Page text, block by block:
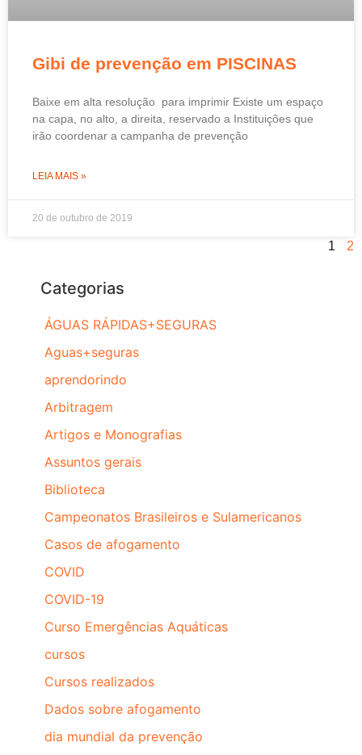
Gibi de prevenção em PISCINAS
Baixe em alta resolução para imprimir Existe um espaço
na capa, no alto, a direita, reservado a Instituições que
irão coordenar a campanha de prevenção
LEIA MAIS »
20 de outubro de 2019
1 2
Categorias
ÁGUAS RÁPIDAS+SEGURAS
Aguas+seguras
aprendorindo
Arbitragem
Artigos e Monografias
Assuntos gerais
Biblioteca
Campeonatos Brasileiros e Sulamericanos
Casos de afogamento
COVID
COVID-19
Curso Emergências Aquáticas
cursos
Cursos realizados
Dados sobre afogamento
dia mundial da prevenção